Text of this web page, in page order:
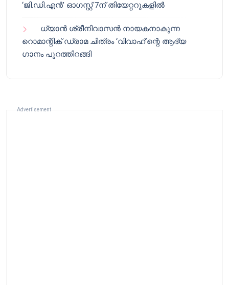
‘ജി.ഡി.എൻ’ ഓഗസ്റ്റ് 7ന് തിയേറ്ററുകളിൽ
ധ്യാൻ ശ്രീനിവാസൻ നായകനാകുന്ന
റൊമാന്റിക് ഡ്രാമ ചിത്രം ‘വിവാഹ്’ന്റെ ആദ്യ
ഗാനം പുറത്തിറങ്ങി
Advertisement